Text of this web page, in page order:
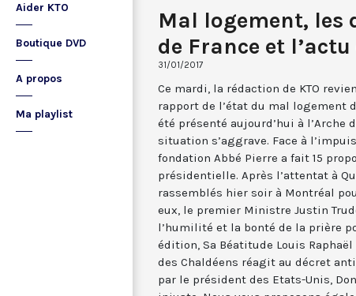
Aider KTO
Boutique DVD
A propos
Ma playlist
Mal logement, les
de France et
31/01/2017
Ce mardi, la rédaction de KTO
rapport de l’état du mal logement
été présenté aujourd’hui à l’Arche
situation s’aggrave. Face à
fondation Abbé Pierre a fait 15
présidentielle. Après l’attentat à
rassemblés hier soir à Montréal
eux, le premier Ministre Justin
l’humilité et la bonté de la prière
édition, Sa Béatitude Louis
des Chaldéens réagit au décret
par le président des Etats-Unis,